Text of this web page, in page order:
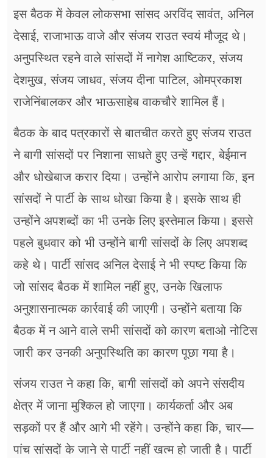
इस बैठक में केवल लोकसभा सांसद अरविंद सावंत, अनिल
देसाई, राजाभाऊ वाजे और संजय राउत स्वयं मौजूद थे।
अनुपस्थित रहने वाले सांसदों में नागेश आष्टिकर, संजय
देशमुख, संजय जाधव, संजय दीना पाटिल, ओमप्रकाश
राजेनिंबालकर और भाऊसाहेब वाकचौरे शामिल हैं।
बैठक के बाद पत्रकारों से बातचीत करते हुए संजय राउत
ने बागी सांसदों पर निशाना साधते हुए उन्हें गद्दार, बेईमान
और धोखेबाज करार दिया। उन्होंने आरोप लगाया कि, इन
सांसदों ने पार्टी के साथ धोखा किया है। इसके साथ ही
उन्होंने अपशब्दों का भी उनके लिए इस्तेमाल किया। इससे
पहले बुधवार को भी उन्होंने बागी सांसदों के लिए अपशब्द
कहे थे। पार्टी सांसद अनिल देसाई ने भी स्पष्ट किया कि
जो सांसद बैठक में शामिल नहीं हुए, उनके खिलाफ
अनुशासनात्मक कार्रवाई की जाएगी। उन्होंने बताया कि
बैठक में न आने वाले सभी सांसदों को कारण बताओ नोटिस
जारी कर उनकी अनुपस्थिति का कारण पूछा गया है।
संजय राउत ने कहा कि, बागी सांसदों को अपने संसदीय
क्षेत्र में जाना मुश्किल हो जाएगा। कार्यकर्ता और अब
सड़कों पर हैं और आगे भी रहेंगे। उन्होंने कहा कि, चार—
पांच सांसदों के जाने से पार्टी नहीं खत्म हो जाती है। पार्टी